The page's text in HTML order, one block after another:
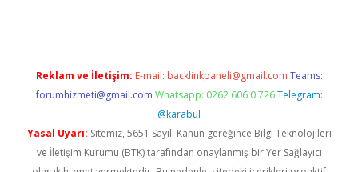
Reklam ve İletişim: E-mail: backlinkpaneli@gmail.com Teams:
forumhizmeti@gmail.com Whatsapp: 0262 606 0 726 Telegram:
@karabul
Yasal Uyarı: Sitemiz, 5651 Sayılı Kanun gereğince Bilgi Teknolojileri
ve İletişim Kurumu (BTK) tarafından onaylanmış bir Yer Sağlayıcı